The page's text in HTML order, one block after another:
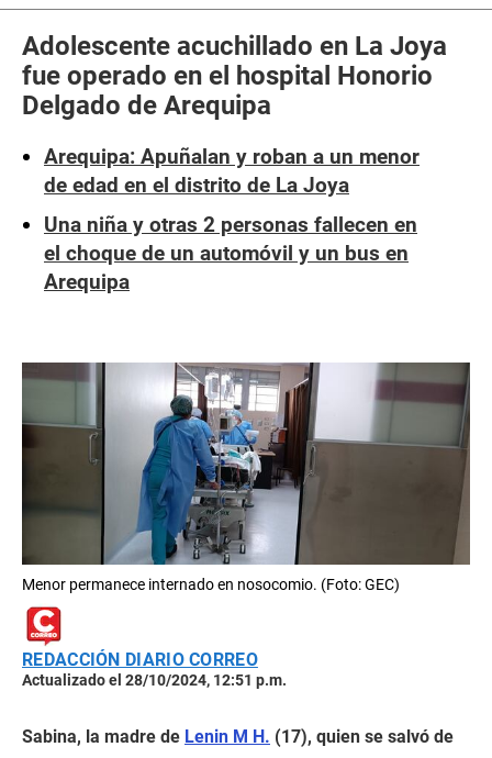
Adolescente acuchillado en La Joya
fue operado en el hospital Honorio
Delgado de Arequipa
Arequipa: Apuñalan y roban a un menor
de edad en el distrito de La Joya
Una niña y otras 2 personas fallecen en
el choque de un automóvil y un bus en
Arequipa
Menor permanece internado en nosocomio. (Foto: GEC)
REDACCIÓN DIARIO CORREO
Actualizado el 28/10/2024, 12:51 p.m.
Sabina, la madre de Lenin M H. (17), quien se salvó de